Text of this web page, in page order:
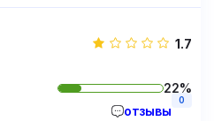
1.7
22%
отзывы
0